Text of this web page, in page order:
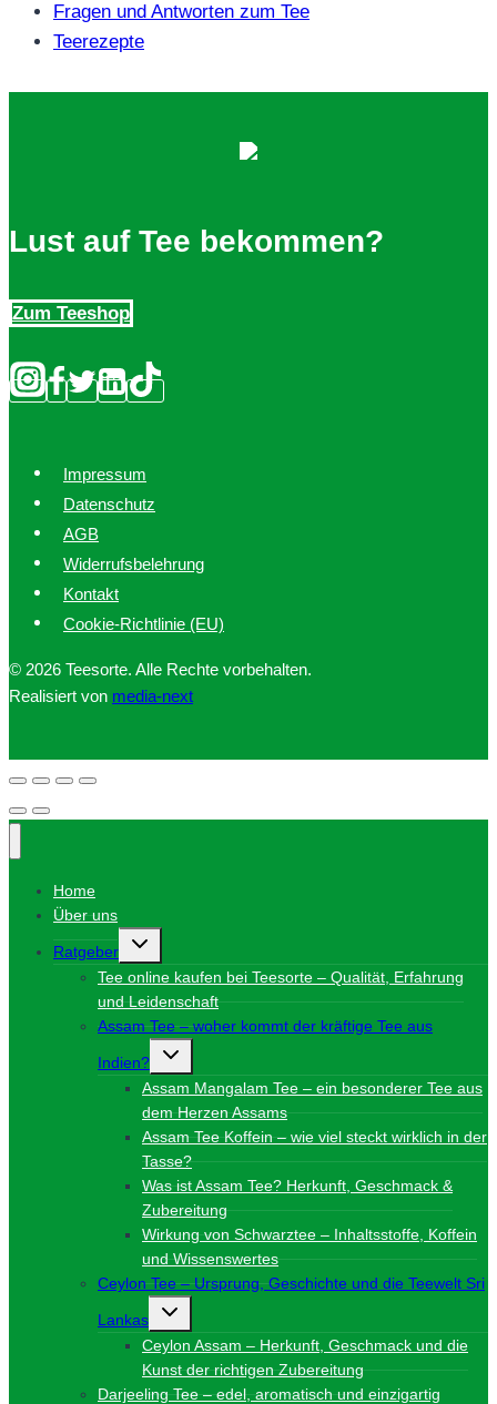
Fragen und Antworten zum Tee
Teerezepte
Lust auf Tee bekommen?
Zum Teeshop
Impressum
Datenschutz
AGB
Widerrufsbelehrung
Kontakt
Cookie-Richtlinie (EU)
© 2026 Teesorte. Alle Rechte vorbehalten.
Realisiert von media-next
Home
Über uns
Ratgeber
Untermenü
umschalten
Tee online kaufen bei Teesorte – Qualität, Erfahrung
und Leidenschaft
Assam Tee – woher kommt der kräftige Tee aus
Indien?
Untermenü
umschalten
Assam Mangalam Tee – ein besonderer Tee aus
dem Herzen Assams
Assam Tee Koffein – wie viel steckt wirklich in der
Tasse?
Was ist Assam Tee? Herkunft, Geschmack &
Zubereitung
Wirkung von Schwarztee – Inhaltsstoffe, Koffein
und Wissenswertes
Ceylon Tee – Ursprung, Geschichte und die Teewelt Sri
Lankas
Untermenü
umschalten
Ceylon Assam – Herkunft, Geschmack und die
Kunst der richtigen Zubereitung
Darjeeling Tee – edel, aromatisch und einzigartig